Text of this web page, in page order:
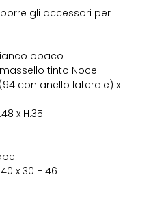
gli accessori per
opaco
tinto Noce
con anello laterale) x
x H.35
x 30 H.46